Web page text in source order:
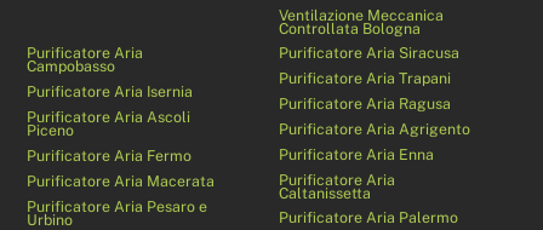
Ventilazione Meccanica
Controllata Bologna
Purificatore Aria
Campobasso
Purificatore Aria Isernia
Purificatore Aria Ascoli
Piceno
Purificatore Aria Fermo
Purificatore Aria Macerata
Purificatore Aria Pesaro e
Urbino
Purificatore Aria Siracusa
Purificatore Aria Trapani
Purificatore Aria Ragusa
Purificatore Aria Agrigento
Purificatore Aria Enna
Purificatore Aria
Caltanissetta
Purificatore Aria Palermo